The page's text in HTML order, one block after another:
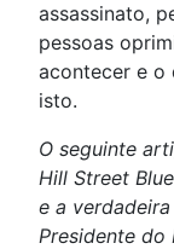
assassinato,
pessoas
acontecer e o
isto.
O seguinte
Hill Street
e a verdadeira
Presidente do